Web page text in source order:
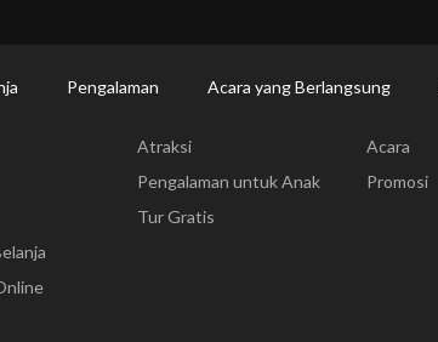
Pengalaman Acara yang Berlangsung
Atraksi
Pengalaman untuk Anak
Tur Gratis
Acara
Promosi